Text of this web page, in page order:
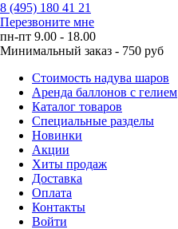
8 (495) 180 41 21
Перезвоните мне
пн-пт 9.00 - 18.00
Минимальный заказ - 750 руб
Стоимость надува шаров
Аренда баллонов с гелием
Каталог товаров
Специальные разделы
Новинки
Акции
Хиты продаж
Доставка
Оплата
Контакты
Войти